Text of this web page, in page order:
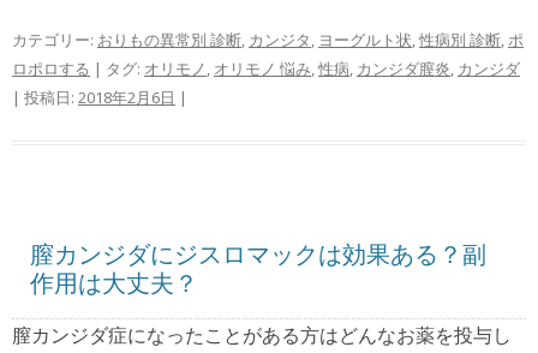
カテゴリー: おりもの異常別 診断, カンジタ, ヨーグルト状,性病別 診断,ポ
ロポロする | タグ: オリモノ, オリモノ 悩み,性病, カンジダ膣炎, カンジダ
| 投稿日: 2018年2月6日 |
膣カンジダにジスロマックは効果ある？副
作用は大丈夫？
膣カンジダ症になったことがある方はどんなお薬を投与し